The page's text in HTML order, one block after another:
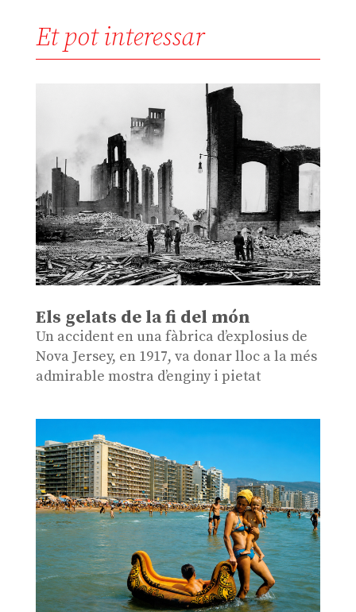
Et pot interessar
Els gelats de la fi del món
Un accident en una fàbrica d’explosius de
Nova Jersey, en 1917, va donar lloc a la més
admirable mostra d’enginy i pietat